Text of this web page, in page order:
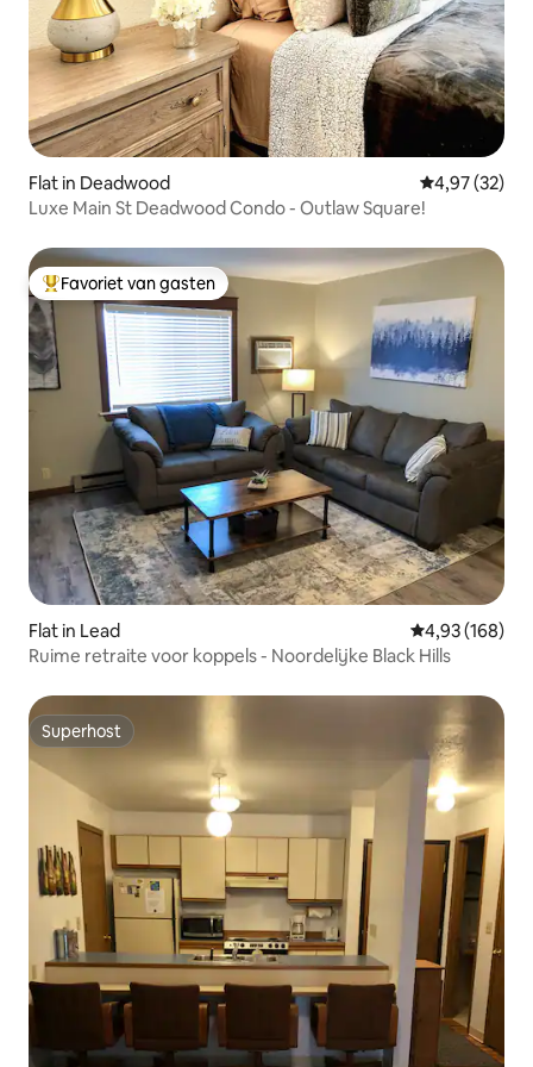
Flat in Deadwood Gemiddelde
4,97 (32)
Luxe Main St Deadwood Condo - Outlaw Square!
Topfavoriet van gasten
Favoriet van gasten
Flat in Lead Gemiddelde
4,93 (168)
Ruime retraite voor koppels - Noordelijke Black Hills
Superhost
Superhost